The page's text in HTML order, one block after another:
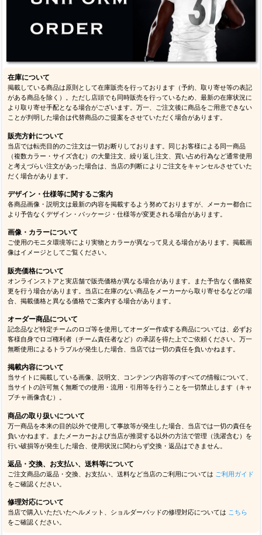
在庫について
掲載している商品は原則として在庫販売を行っております（予約、取り寄せ等の表記
がある商品を除く）。ただし店頭でも同時販売を行っているため、最新の在庫状況に
より取り寄せ手配となる場合がございます。万一、ご注文後に商品をご用意できない
ことが判明した場合は代替商品のご提案をさせていただく場合があります。
販売方針について
当店では転売目的のご注文は一切お断りしております。同じお客様による同一商品
（複数カラー・サイズ含む）の大量注文、繰り返し注文、買い占め行為など通常使用
と考えづらい注文があった場合は、当店の判断によりご注文をキャンセルさせていた
だく場合があります。
デザイン・仕様等に関するご案内
各商品画像・説明文は最新の内容を掲載するよう努めておりますが、メーカー都合に
より予告なくデザイン・パッケージ・仕様等が変更される場合があります。
画像・カラーについて
ご使用のモニタ環境等により実物とカラーが異なって見える場合があります。掲載画
像はイメージとしてご覧ください。
販売価格について
オンラインストアと実店舗で販売価格が異なる場合があります。また予告なく価格変
更を行う場合があります。当店に在庫のない商品をメーカーから取り寄せるなどの場
合、掲載価格と異なる価格でご案内する場合があります。
オーダー商品について
記念品など特定チームのロゴ等を使用してオーダー作成する商品については、必ずお
客様自身でロゴ権利者（チーム責任者など）の承諾を得た上でご依頼ください。万一
無断使用によるトラブルが発生した場合、当店では一切の責任を負いかねます。
掲載内容について
当サイトに掲載している画像、説明文、コンテンツ内容等のすべての情報について、
当サイトの許可無く無断での使用・流用・引用等を行うことを一切禁止します（キャ
プチャ画像含む）。
商品の取り扱いについて
万一商品を本来の目的以外で使用して事故等が発生した場合、当店では一切の責任を
負いかねます。またメーカーおよび当店が推奨する以外の方法で管理（洗濯含む）を
行い破損等が発生した場合、使用状況に関わらず交換・返品はできません。
返品・交換、お支払い、送料等について
ご注文商品の返品・交換、お支払い、送料など当店のご利用については ご利用ガイド
をご確認ください。
修理対応について
当店で購入いただいたヘルメット、ショルダーパッドの修理対応については こちら
をご確認ください。